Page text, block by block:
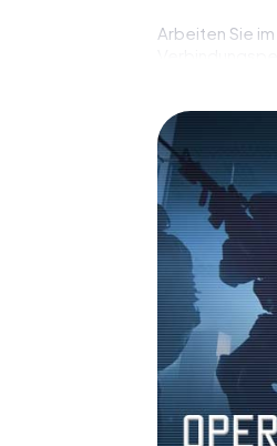
Arbeiten Sie
Team im
myCityHunt
Sie sich Ihre
einen Outdoor